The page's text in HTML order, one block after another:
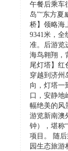
午餐后乘车
岛”“东方夏
桥】领略海
9341米，全
准。后游览
海鸟翱翔，
尾灯塔】红
穿越到济州
向，灯塔一
口，安静地
幅绝美的风
游览新南澳
钟），堪称
项目。 随
园生态旅游